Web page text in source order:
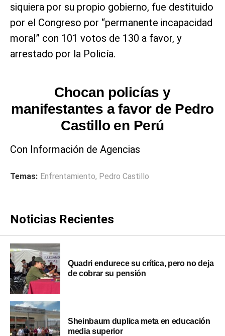
siquiera por su propio gobierno, fue destituido
por el Congreso por “permanente incapacidad
moral” con 101 votos de 130 a favor, y
arrestado por la Policía.
Chocan policías y
manifestantes a favor de Pedro
Castillo en Perú
Con Información de Agencias
Temas: Enfrentamiento, Pedro Castillo
Noticias Recientes
Quadri endurece su crítica, pero no deja
de cobrar su pensión
Sheinbaum duplica meta en educación
media superior